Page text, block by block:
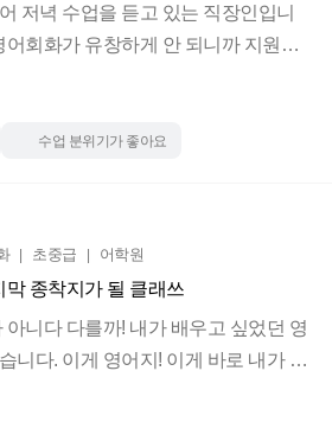
자연스럽게 체득해서 내 것으로 만
문법은 되는데 회화가 안되는 분들,
는 건 많은데 회화 실력 향상이 안되
스로 영어하기로 집합!!!
저녁 수업을 듣고 있는 직장인입니
어회화가 유창하게 안 되니까 지원할
업자료
화 입니다!
부담스럽지 않은 양이구요.
준히 녹음과제하면 저도 모르게 영
수업 분위기가 좋아요
초중급 어학원
종착지가 될 클래쓰
니다 다를까! 내가 배우고 싶었던 영
니다. 이게 영어지! 이게 바로 내가 배